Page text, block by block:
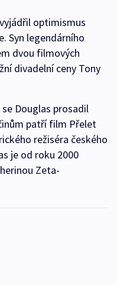
optimismus
Syn legendárního
dvou filmových
divadelní ceny Tony
Douglas prosadil
patří film Přelet
režiséra českého
je od roku 2000
Zeta-